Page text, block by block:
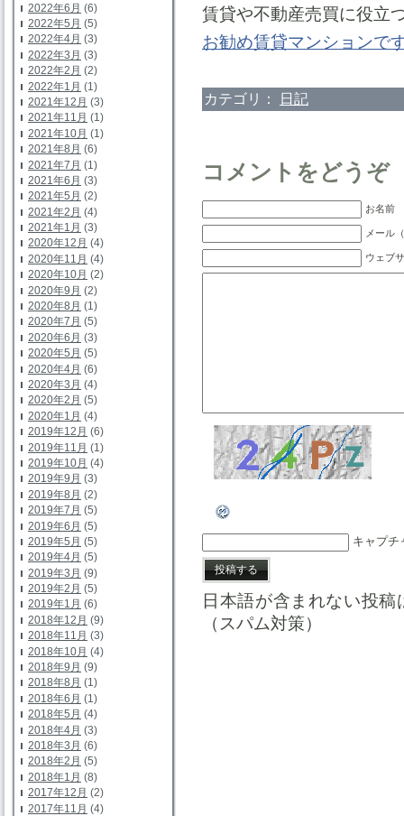
2022年6月 (6)
2022年5月 (5)
2022年4月 (3)
2022年3月 (3)
2022年2月 (2)
2022年1月 (1)
2021年12月 (3)
2021年11月 (1)
2021年10月 (1)
2021年8月 (6)
2021年7月 (1)
2021年6月 (3)
2021年5月 (2)
2021年2月 (4)
2021年1月 (3)
2020年12月 (4)
2020年11月 (4)
2020年10月 (2)
2020年9月 (2)
2020年8月 (1)
2020年7月 (5)
2020年6月 (3)
2020年5月 (5)
2020年4月 (6)
2020年3月 (4)
2020年2月 (5)
2020年1月 (4)
2019年12月 (6)
2019年11月 (1)
2019年10月 (4)
2019年9月 (3)
2019年8月 (2)
2019年7月 (5)
2019年6月 (5)
2019年5月 (5)
2019年4月 (5)
2019年3月 (9)
2019年2月 (5)
2019年1月 (6)
2018年12月 (9)
2018年11月 (3)
2018年10月 (4)
2018年9月 (9)
2018年8月 (1)
2018年6月 (1)
2018年5月 (4)
2018年4月 (3)
2018年3月 (6)
2018年2月 (5)
2018年1月 (8)
2017年12月 (2)
2017年11月 (4)
賃貸や不動産売買に役立
お勧め賃貸マンションで
カテゴリ： 日記
コメントをどうぞ
お名前
メール
ウェブ
キャプチ
日本語が含まれない投
（スパム対策）